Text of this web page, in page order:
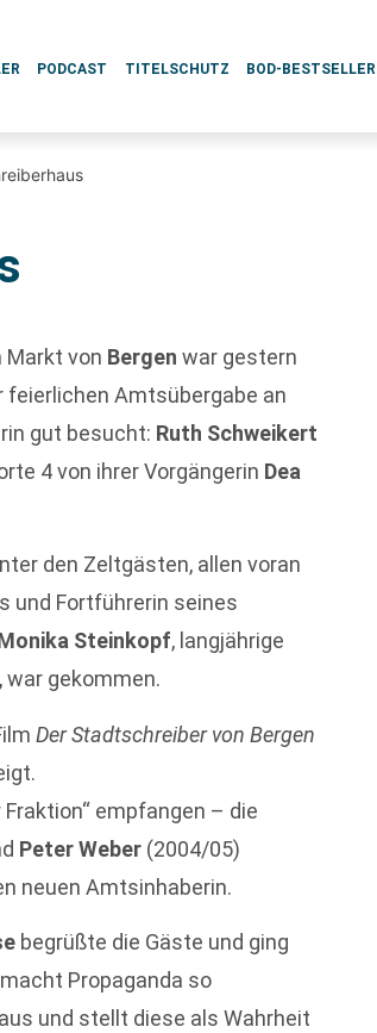
PODCAST TITELSCHUTZ BOD-BESTSELLER
Markt von Bergen war gestern
feierlichen Amtsübergabe an
gut besucht: Ruth Schweikert
4 von ihrer Vorgängerin Dea
den Zeltgästen, allen voran
und Fortführerin seines
Steinkopf, langjährige
, war gekommen.
Der Stadtschreiber von Bergen
empfangen – die
Peter Weber (2004/05)
neuen Amtsinhaberin.
begrüßte die Gäste und ging
Propaganda so
und stellt diese als Wahrheit